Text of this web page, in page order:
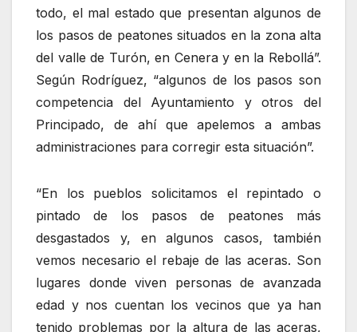
todo, el mal estado que presentan algunos de
los pasos de peatones situados en la zona alta
del valle de Turón, en Cenera y en la Rebollá”.
Según Rodríguez, “algunos de los pasos son
competencia del Ayuntamiento y otros del
Principado, de ahí que apelemos a ambas
administraciones para corregir esta situación”.
“En los pueblos solicitamos el repintado o
pintado de los pasos de peatones más
desgastados y, en algunos casos, también
vemos necesario el rebaje de las aceras. Son
lugares donde viven personas de avanzada
edad y nos cuentan los vecinos que ya han
tenido problemas por la altura de las aceras,